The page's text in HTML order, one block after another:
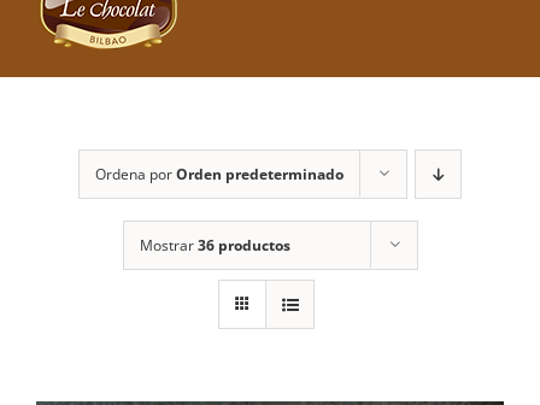
Ordena porOrden predeterminado
Mostrar36 productos